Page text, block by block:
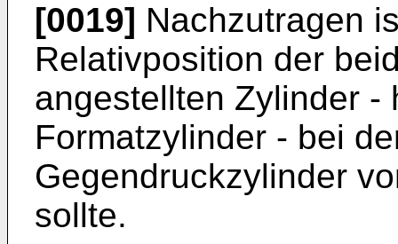
[0019] Nachzutragen
Relativposition der
angestellten Zylinder -
Formatzylinder - bei
Gegendruckzylinder
sollte.